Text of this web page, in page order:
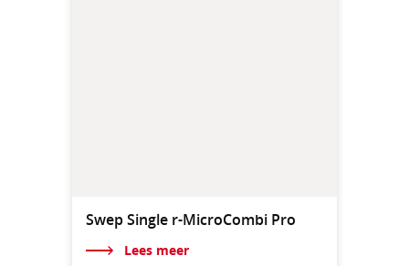
Swep Single r-MicroCombi Pro
Lees meer